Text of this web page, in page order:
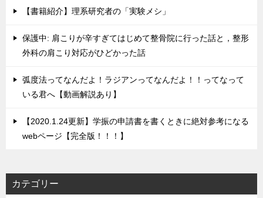
【書籍紹介】理系研究者の「実験メシ」
保護中: 肩こりが辛すぎてはじめて整骨院に行った話と，整形
外科の肩こり対応がひどかった話
弧度法ってなんだよ！ラジアンってなんだよ！！ってなって
いる君へ【動画解説あり】
【2020.1.24更新】学振の申請書を書くときに絶対参考になる
webページ【完全版！！！】
カテゴリー